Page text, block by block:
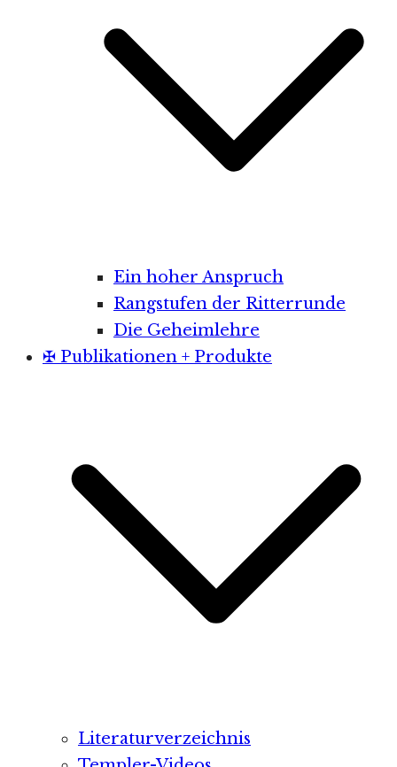
Ein hoher Anspruch
Rangstufen der Ritterrunde
Die Geheimlehre
✠ Publikationen + Produkte
Literaturverzeichnis